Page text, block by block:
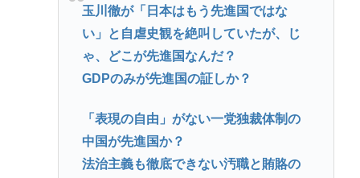
玉川徹が「日本はもう先進国ではな
い」と自虐史観を絶叫していたが、じ
ゃ、どこが先進国なんだ？
GDPのみが先進国の証しか？
「表現の自由」がない一党独裁体制の
中国が先進国か？
法治主義も徹底できない汚職と賄賂の